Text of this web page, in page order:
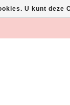
U kunt deze